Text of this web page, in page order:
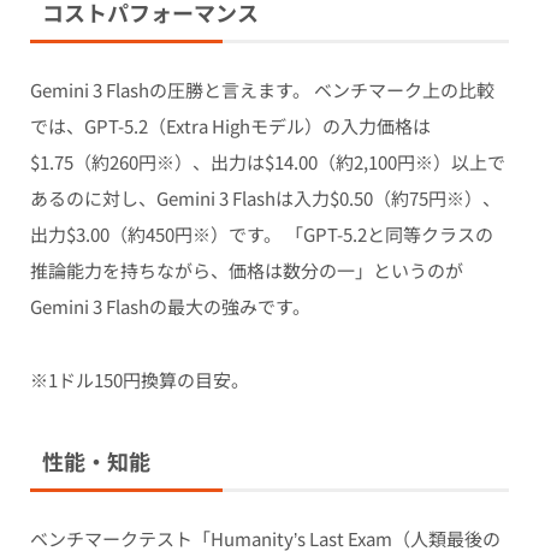
コストパフォーマンス
Gemini 3 Flashの圧勝と言えます。 ベンチマーク上の比較
では、GPT-5.2（Extra Highモデル）の入力価格は
$1.75（約260円※）、出力は$14.00（約2,100円※）以上で
あるのに対し、Gemini 3 Flashは入力$0.50（約75円※）、
出力$3.00（約450円※）です。 「GPT-5.2と同等クラスの
推論能力を持ちながら、価格は数分の一」というのが
Gemini 3 Flashの最大の強みです。
※1ドル150円換算の目安。
性能・知能
ベンチマークテスト「Humanity’s Last Exam（人類最後の